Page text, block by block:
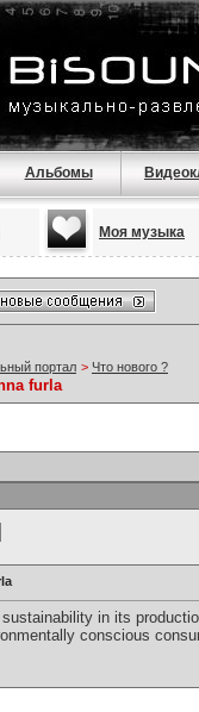
Альбомы
Моя музыка
портал > Что нового ?
furla
in its
conscious